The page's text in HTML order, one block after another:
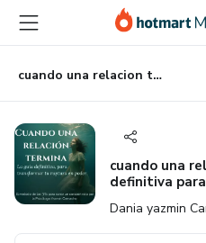
principal
página
de
página
cuando una relacion termina: la guia definitiva para transformar tu ruptura en poder
cuando una
definitiva
Dania yazmin